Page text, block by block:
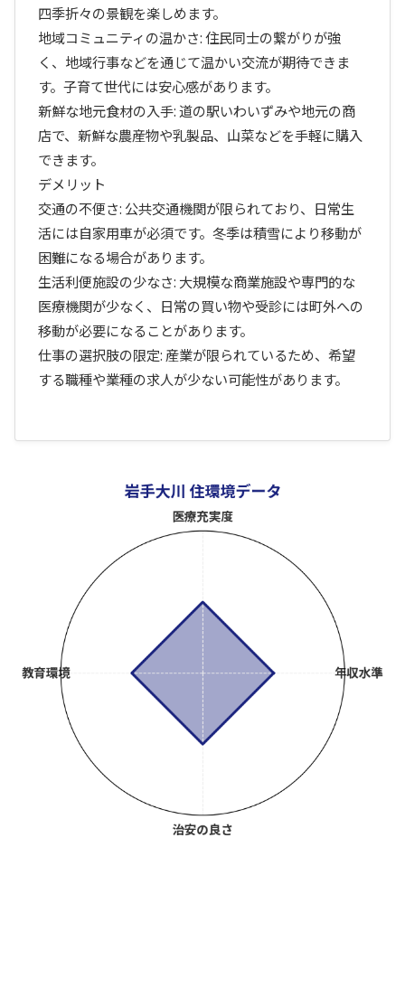
四季折々の景観を楽しめます。
地域コミュニティの温かさ: 住民同士の繋がりが強
く、地域行事などを通じて温かい交流が期待できま
す。子育て世代には安心感があります。
新鮮な地元食材の入手: 道の駅いわいずみや地元の商
店で、新鮮な農産物や乳製品、山菜などを手軽に購入
できます。
デメリット
交通の不便さ: 公共交通機関が限られており、日常生
活には自家用車が必須です。冬季は積雪により移動が
困難になる場合があります。
生活利便施設の少なさ: 大規模な商業施設や専門的な
医療機関が少なく、日常の買い物や受診には町外への
移動が必要になることがあります。
仕事の選択肢の限定: 産業が限られているため、希望
する職種や業種の求人が少ない可能性があります。